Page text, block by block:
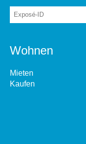
Wohnen
Mieten
Kaufen